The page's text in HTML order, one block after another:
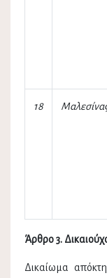
18
Άρθρο 3.
Δικαίωμα